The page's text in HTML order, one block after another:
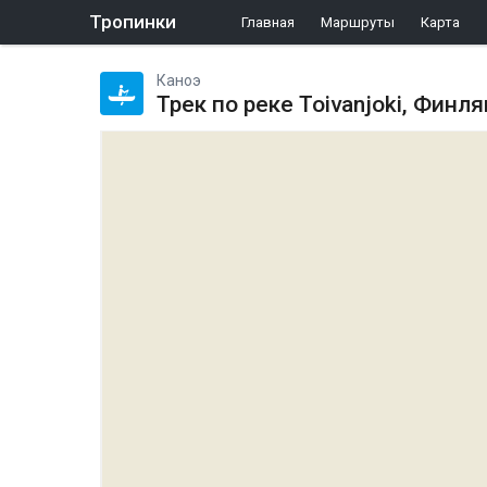
Тропинки Главная Маршруты Карта
Каноэ
Трек по реке Toivanjoki,